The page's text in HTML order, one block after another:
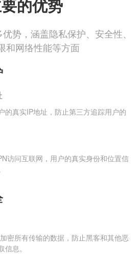
的优势
势，涵盖隐私保护、安全性、
和网络性能等方面
的真实IP地址，防止第三方追踪用户的
访问互联网，用户的真实身份和位置信
密所有传输的数据，防止黑客和其他恶
信息。